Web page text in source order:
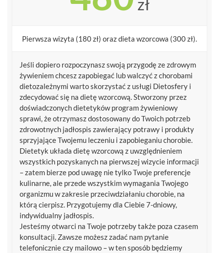
zł
Pierwsza wizyta (180 zł) oraz dieta wzorcowa (300 zł).
Jeśli dopiero rozpoczynasz swoją przygodę ze zdrowym
żywieniem chcesz zapobiegać lub walczyć z chorobami
dietozależnymi warto skorzystać z usługi Dietosfery i
zdecydować się na dietę wzorcową. Stworzony przez
doświadczonych dietetyków program żywieniowy
sprawi, że otrzymasz dostosowany do Twoich potrzeb
zdrowotnych jadłospis zawierający potrawy i produkty
sprzyjające Twojemu leczeniu i zapobieganiu chorobie.
Dietetyk układa dietę wzorcową z uwzględnieniem
wszystkich pozyskanych na pierwszej wizycie informacji
– zatem bierze pod uwagę nie tylko Twoje preferencje
kulinarne, ale przede wszystkim wymagania Twojego
organizmu w zakresie przeciwdziałaniu chorobie, na
którą cierpisz. Przygotujemy dla Ciebie 7-dniowy,
indywidualny jadłospis.
Jesteśmy otwarci na Twoje potrzeby także poza czasem
konsultacji. Zawsze możesz zadać nam pytanie
telefonicznie czy mailowo – w ten sposób będziemy